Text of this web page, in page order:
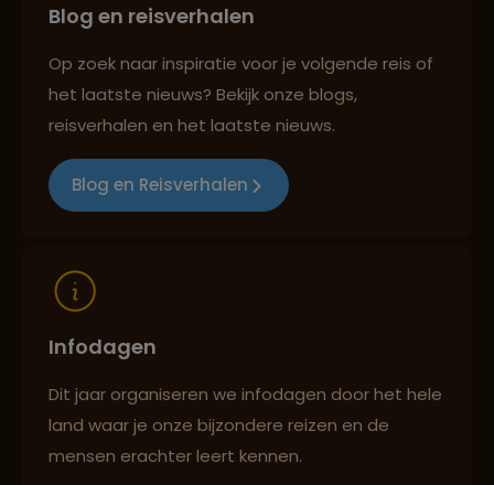
Best beoordeelde reisroutes
Reizen met oog voor mens, cultuur en milieu
Blog en reisverhalen
Op zoek naar inspiratie voor je volgende reis of
het laatste nieuws? Bekijk onze blogs,
reisverhalen en het laatste nieuws.
Blog en Reisverhalen
Infodagen
Dit jaar organiseren we infodagen door het hele
land waar je onze bijzondere reizen en de
mensen erachter leert kennen.